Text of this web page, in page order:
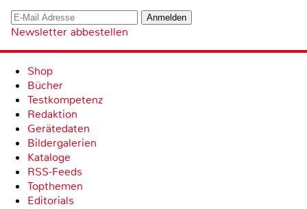
Newsletter abbestellen
Shop
Bücher
Testkompetenz
Redaktion
Gerätedaten
Bildergalerien
Kataloge
RSS-Feeds
Topthemen
Editorials